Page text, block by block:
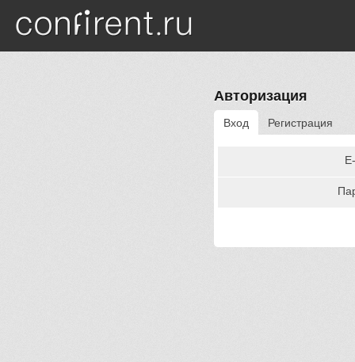
Перейти к основному содержанию
Авторизация
Вход Регистрация